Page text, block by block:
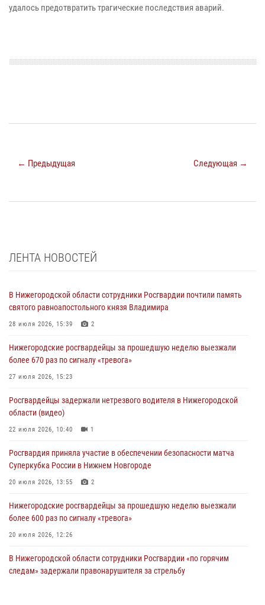
удалось предотвратить трагические последствия аварий.
← Предыдущая Следующая →
ЛЕНТА НОВОСТЕЙ
В Нижегородской области сотрудники Росгвардии почтили память
святого равноапостольного князя Владимира
28 июля 2026, 15:39 2
Нижегородские росгвардейцы за прошедшую неделю выезжали
более 670 раз по сигналу «тревога»
27 июля 2026, 15:23
Росгвардейцы задержали нетрезвого водителя в Нижегородской
области (видео)
22 июля 2026, 10:40 1
Росгвардия приняла участие в обеспечении безопасности матча
Суперкубка России в Нижнем Новгороде
20 июля 2026, 13:55 2
Нижегородские росгвардейцы за прошедшую неделю выезжали
более 600 раз по сигналу «тревога»
20 июля 2026, 12:26
В Нижегородской области сотрудники Росгвардии «по горячим
следам» задержали правонарушителя за стрельбу